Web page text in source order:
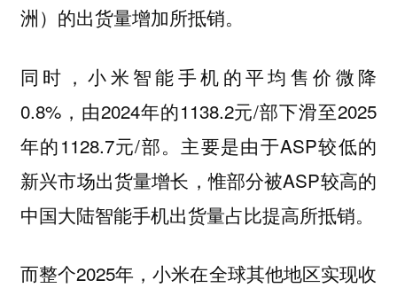
洲）的出货量增加所抵销。
同时，小米智能手机的平均售价微降
0.8%，由2024年的1138.2元/部下滑至2025
年的1128.7元/部。主要是由于ASP较低的
新兴市场出货量增长，惟部分被ASP较高的
中国大陆智能手机出货量占比提高所抵销。
而整个2025年，小米在全球其他地区实现收